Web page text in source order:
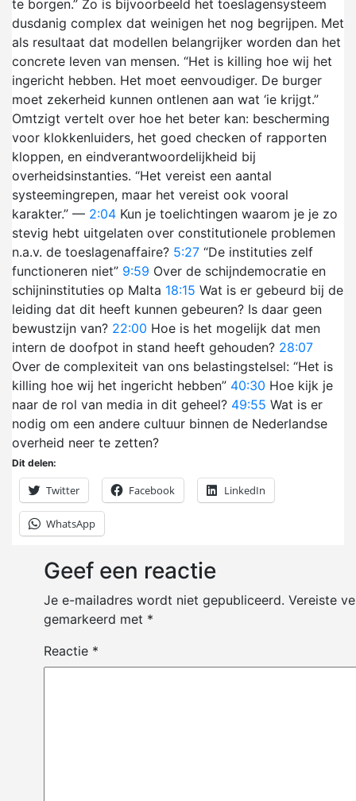
te borgen.” Zo is bijvoorbeeld het toeslagensysteem
dusdanig complex dat weinigen het nog begrijpen. Met
als resultaat dat modellen belangrijker worden dan het
concrete leven van mensen. “Het is killing hoe wij het
ingericht hebben. Het moet eenvoudiger. De burger
moet zekerheid kunnen ontlenen aan wat ‘ie krijgt.”
Omtzigt vertelt over hoe het beter kan: bescherming
voor klokkenluiders, het goed checken of rapporten
kloppen, en eindverantwoordelijkheid bij
overheidsinstanties. “Het vereist een aantal
systeemingrepen, maar het vereist ook vooral
karakter.” — 2:04 Kun je toelichtingen waarom je je zo
stevig hebt uitgelaten over constitutionele problemen
n.a.v. de toeslagenaffaire? 5:27 “De instituties zelf
functioneren niet” 9:59 Over de schijndemocratie en
schijninstituties op Malta 18:15 Wat is er gebeurd bij de
leiding dat dit heeft kunnen gebeuren? Is daar geen
bewustzijn van? 22:00 Hoe is het mogelijk dat men
intern de doofpot in stand heeft gehouden? 28:07
Over de complexiteit van ons belastingstelsel: “Het is
killing hoe wij het ingericht hebben” 40:30 Hoe kijk je
naar de rol van media in dit geheel? 49:55 Wat is er
nodig om een andere cultuur binnen de Nederlandse
overheid neer te zetten?
Dit delen:
Twitter Facebook LinkedIn
WhatsApp
Geef een reactie
Je e-mailadres wordt niet gepubliceerd. Vereiste
gemarkeerd met *
Reactie *